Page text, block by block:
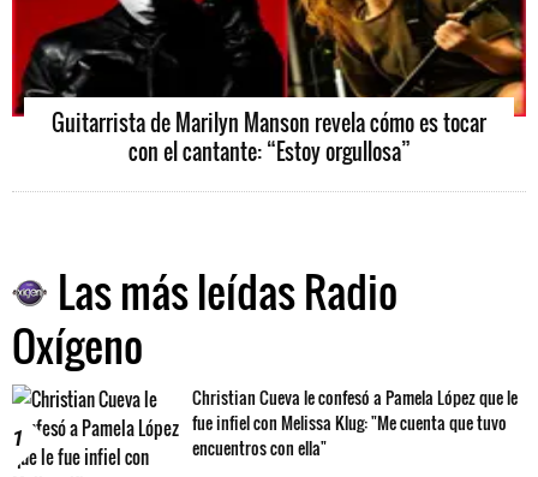
Guitarrista de Marilyn Manson revela cómo es tocar
con el cantante: “Estoy orgullosa”
Las más leídas Radio
Oxígeno
1
Christian Cueva le confesó a Pamela López que le
fue infiel con Melissa Klug: "Me cuenta que tuvo
encuentros con ella"